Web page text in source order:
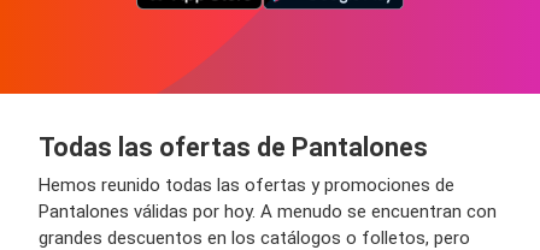
Todas las ofertas de Pantalones
Hemos reunido todas las ofertas y promociones de
Pantalones válidas por hoy. A menudo se encuentran con
grandes descuentos en los catálogos o folletos, pero